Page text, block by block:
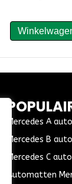
Mercedes A
Mercedes B
Mercedes C
Automatten